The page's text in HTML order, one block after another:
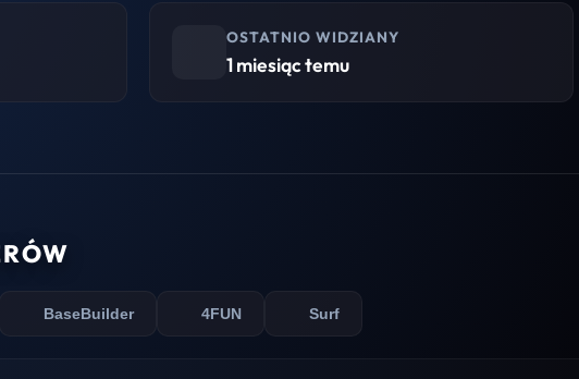
OSTATNIO WIDZIANY
1 miesiąc temu
BaseBuilder 4FUN Surf